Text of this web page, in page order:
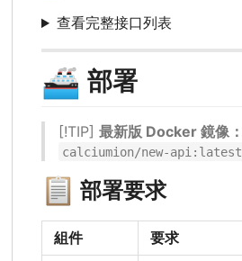
查看完整接口列表
🚢 部署
[!TIP] 最新版 Docker 鏡像：
calciumion/new-api:latest
📋 部署要求
組件 要求